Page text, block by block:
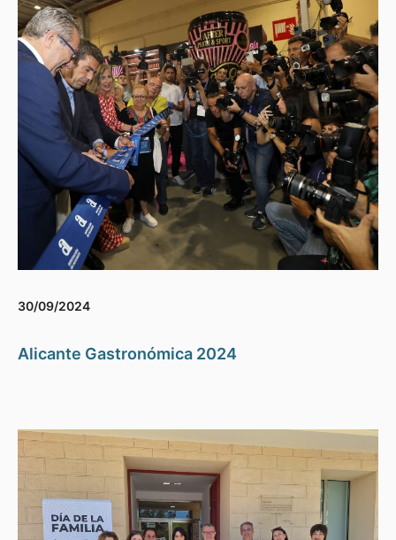
30/09/2024
Alicante Gastronómica 2024